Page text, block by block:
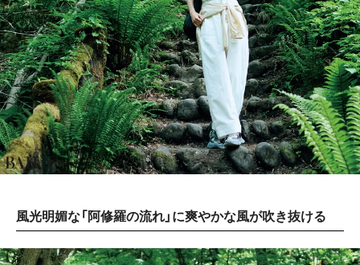
風光明媚な「阿修羅の流れ」に爽やかな風が吹き抜ける